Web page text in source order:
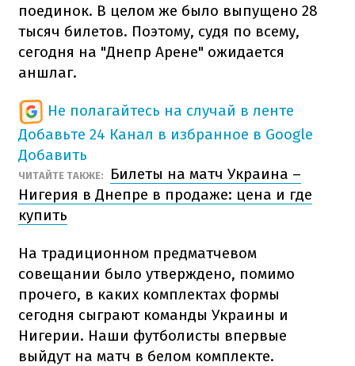
поединок. В целом же было выпущено 28
тысяч билетов. Поэтому, судя по всему,
сегодня на "Днепр Арене" ожидается
аншлаг.
Не полагайтесь на случай в ленте
Добавьте 24 Канал в избранное в Google
Добавить
ЧИТАЙТЕ ТАКЖЕ:
Билеты на матч Украина –
Нигерия в Днепре в продаже: цена и где
купить
На традиционном предматчевом
совещании было утверждено, помимо
прочего, в каких комплектах формы
сегодня сыграют команды Украины и
Нигерии. Наши футболисты впервые
выйдут на матч в белом комплекте.